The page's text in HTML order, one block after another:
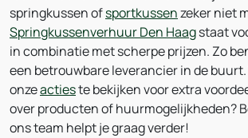
springkussen ofsportkussenzeker niet
Springkussenverhuur Den Haagstaat
in combinatie met scherpe prijzen. Zo
een betrouwbare leverancier in de
onzeactieste bekijken voor extra
over producten of huurmogelijkheden?
ons team helpt je graag verder!